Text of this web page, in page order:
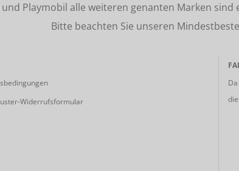
Playmobil alle weiteren genanten Marken
Bitte beachten Sie unseren
Widerrufsformular